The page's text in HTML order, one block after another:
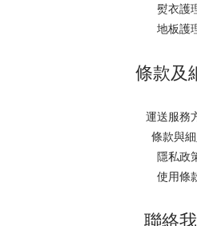
熨衣護
地板護
條款及
運送服務
條款與
隱私政
使用條
聯絡